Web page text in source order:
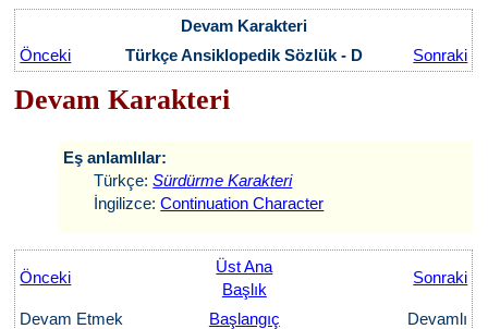
Devam Karakteri
Önceki
Türkçe Ansiklopedik Sözlük - D Sonraki
Devam Karakteri
Eş anlamlılar:
Türkçe:Sürdürme Karakteri
İngilizce:Continuation Character
Önceki
Üst Ana
Başlık
Sonraki
Devam Etmek Başlangıç
Devamlı